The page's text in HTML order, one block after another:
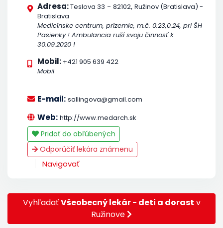
Adresa:Teslova 33 - 82102, Ružinov (Bratislava) -
Bratislava
Medicínske centrum, prízemie, m.č. 0.23,0.24, pri ŠH
Pasienky ! Ambulancia ruší svoju činnosť k
30.09.2020 !
Mobil: +421 905 639 422
Mobil
E-mail: sallingova@gmail.com
Web: http://www.medarch.sk
Pridať do obľúbených
Odporúčiť lekára známenu
Navigovať
VyhľadaťVšeobecný lekár - deti a dorast v
Ružinove